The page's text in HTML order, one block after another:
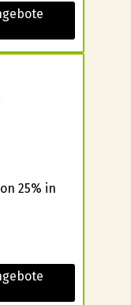
25% in